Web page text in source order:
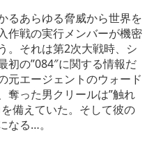
るあらゆる脅威から世界を
作戦の実行メンバーが機密
。それは第2次大戦時、シ
初の”084″に関する情報だ
元エージェントのウォード
奪った男クリールは”触れ
備えていた。そして彼の
なる…。